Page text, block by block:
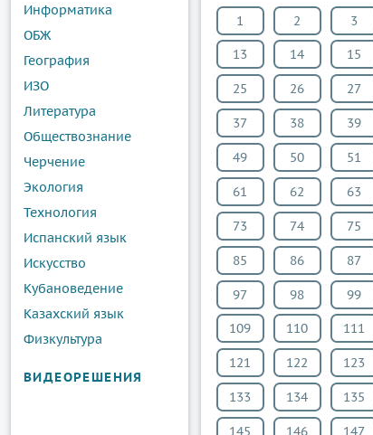
Информатика
ОБЖ
География
ИЗО
Литература
Обществознание
Черчение
Экология
Технология
Испанский язык
Искусство
Кубановедение
Казахский язык
Физкультура
ВИДЕОРЕШЕНИЯ
1 2 3
13 14 15
25 26 27
37 38 39
49 50 51
61 62 63
73 74 75
85 86 87
97 98 99
109 110 111
121 122 123
133 134 135
145 146 147